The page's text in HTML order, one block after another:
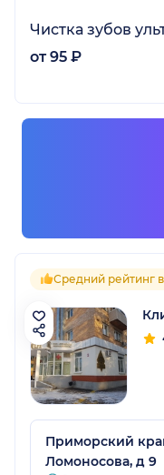
Чистка зубов
от 95 ₽
Средний рейтинг
Приморский
Ломоносова, д 9